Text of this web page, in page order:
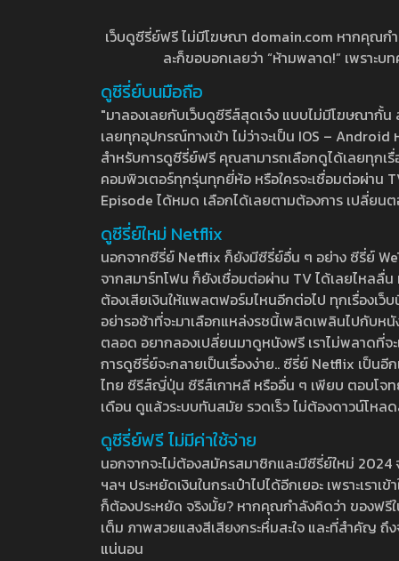
เว็บดูซีรี่ย์ฟรี ไม่มีโฆษณา domain.com หากคุณก
ละก็ขอบอกเลยว่า “ห้ามพลาด!” เพราะ
ดูซีรี่ย์บนมือถือ
"มาลองเลยกับเว็บดูซีรีส์สุดเจ๋ง แบบไม่มีโฆษณากั้
เลยทุกอุปกรณ์ทางเข้า ไม่ว่าจะเป็น IOS –
สำหรับการดูซีรี่ย์ฟรี คุณสามารถเลือกดูได้เลยทุกเ
คอมพิวเตอร์ทุกรุ่นทุกยี่ห้อ หรือใครจะเชื่อมต่อผ่าน
Episode ได้หมด เลือกได้เลยตามต้องการ เปลี่ยน
ดูซีรี่ย์ใหม่ Netflix
นอกจากซีรี่ย์ Netflix ก็ยังมีซีรี่ย์อื่น ๆ อย่าง ซีรี่ย์
จากสมาร์ทโฟน ก็ยังเชื่อมต่อผ่าน TV ได้เลยไหลลื่
ต้องเสียเงินให้แพลตฟอร์มไหนอีกต่อไป ทุกเรื่องเว็
อย่ารอช้าที่จะมาเลือกแหล่งรชนี้เพลิดเพลินไปกับห
ตลอด อยากลองเปลี่ยนมาดูหนังฟรี เราไม่พลาดที่
การดูซีรี่ย์จะกลายเป็นเรื่องง่าย.. ซีรี่ย์ Netflix เป็น
ไทย ซีรีส์ญี่ปุ่น ซีรีส์เกาหลี หรืออื่น ๆ เพียบ ตอบโจท
เดือน ดูแล้วระบบทันสมัย รวดเร็ว ไม่ต้องดาวน์โห
ดูซีรี่ย์ฟรี ไม่มีค่าใช้จ่าย
นอกจากจะไม่ต้องสมัครสมาชิกและมีซีรี่ย์ใหม่
ฯลฯ ประหยัดเงินในกระเป๋าไปได้อีกเยอะ เพราะเร
ก็ต้องประหยัด จริงมั้ย? หากคุณกำลังคิดว่า ของฟ
เต็ม ภาพสวยแสงสีเสียงกระหึ่มสะใจ และที่สำคัญ
แน่นอน